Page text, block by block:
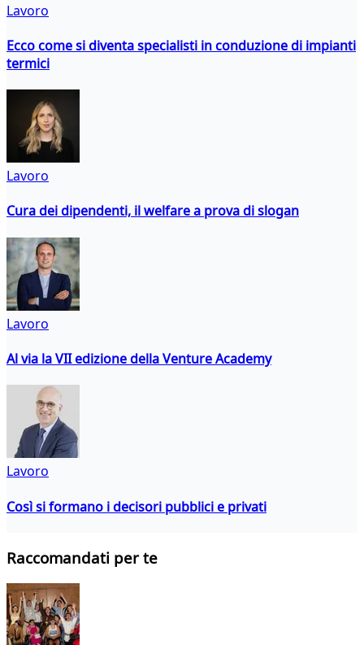
Lavoro
Ecco come si diventa specialisti in conduzione di impianti
termici
Lavoro
Cura dei dipendenti, il welfare a prova di slogan
Lavoro
Al via la VII edizione della Venture Academy
Lavoro
Così si formano i decisori pubblici e privati
Raccomandati per te